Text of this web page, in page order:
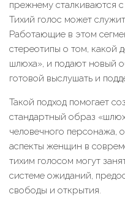
прежнему сталкиваются
Тихий голос может
Работающие в этом
стереотипы о том, какой
шлюха», и подают новый
готовой выслушать и
Такой подход помогает
стандартный образ
человечного персонажа,
аспекты женщин в
тихим голосом могут
системе ожиданий,
свободы и открытия.